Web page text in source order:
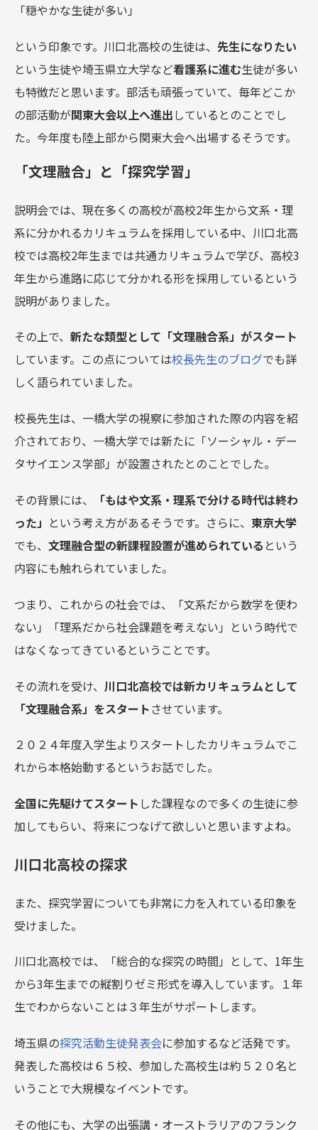
「穏やかな生徒が多い」
という印象です。川口北高校の生徒は、 先生になりたい
という生徒や埼玉県立大学など看護系に進む生徒が多い
も特徴だと思います。部活も頑張っていて、毎年どこか
の部活動が関東大会以上へ進出 しているとのことでし
た。今年度も陸上部から関東大会へ出場するそうです。
「文理融合」と「探究学習」
説明会では、現在多くの高校が高校2年生から文系・理
系に分かれるカリキュラムを採用している中、川口北高
校では高校2年生までは共通カリキュラムで学び、高校3
年生から進路に応じて分かれる形を採用しているという
説明がありました。
その上で、 新たな類型として「文理融合系」がスタート
しています。この点については校長先生のブログでも詳
しく語られていました。
校長先生は、一橋大学の視察に参加された際の内容を紹
介されており、一橋大学では新たに「ソーシャル・デー
タサイエンス学部」が設置されたとのことでした。
その背景には、
「もはや文系・理系で分ける時代は終わ
った」 という考え方があるそうです。さらに、 東京大学
でも、 文理融合型の新課程設置が進められている という
内容にも触れられていました。
つまり、これからの社会では、「文系だから数学を使わ
ない」「理系だから社会課題を考えない」という時代で
はなくなってきているということです。
その流れを受け、 川口北高校では新カリキュラムとして
「文理融合系」をスタートさせています。
２０２４年度入学生よりスタートしたカリキュラムでこ
れから本格始動するというお話でした。
全国に先駆けてスタート した課程なので多くの生徒に参
加してもらい、将来につなげて欲しいと思いますよね。
川口北高校の探求
また、探究学習についても非常に力を入れている印象を
受けました。
川口北高校では、「総合的な探究の時間」として、1年生
から3年生までの縦割りゼミ形式を導入しています。１年
生でわからないことは３年生がサポートします。
埼玉県の探究活動生徒発表会に参加するなど活発です。
発表した高校は６５校、参加した高校生は約５２０名と
いうことで大規模なイベントです。
その他にも、大学の出張講・オーストラリアのフランク